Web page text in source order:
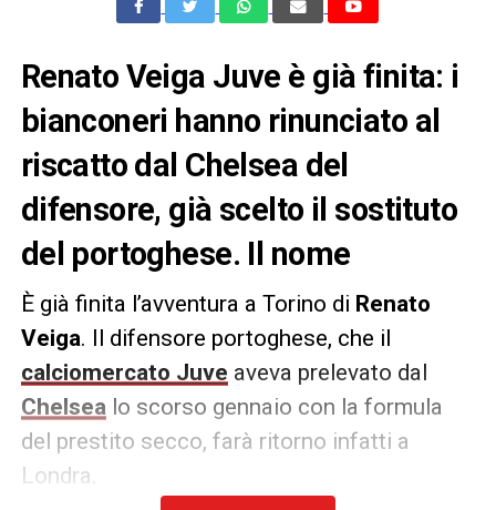
Renato Veiga Juve è già finita: i
bianconeri hanno rinunciato al
riscatto dal Chelsea del
difensore, già scelto il sostituto
del portoghese. Il nome
È già finita l’avventura a Torino di Renato
Veiga. Il difensore portoghese, che il
calciomercato Juve aveva prelevato dal
Chelsealo scorso gennaio con la formula
del prestito secco, farà ritorno infatti a
Londra.